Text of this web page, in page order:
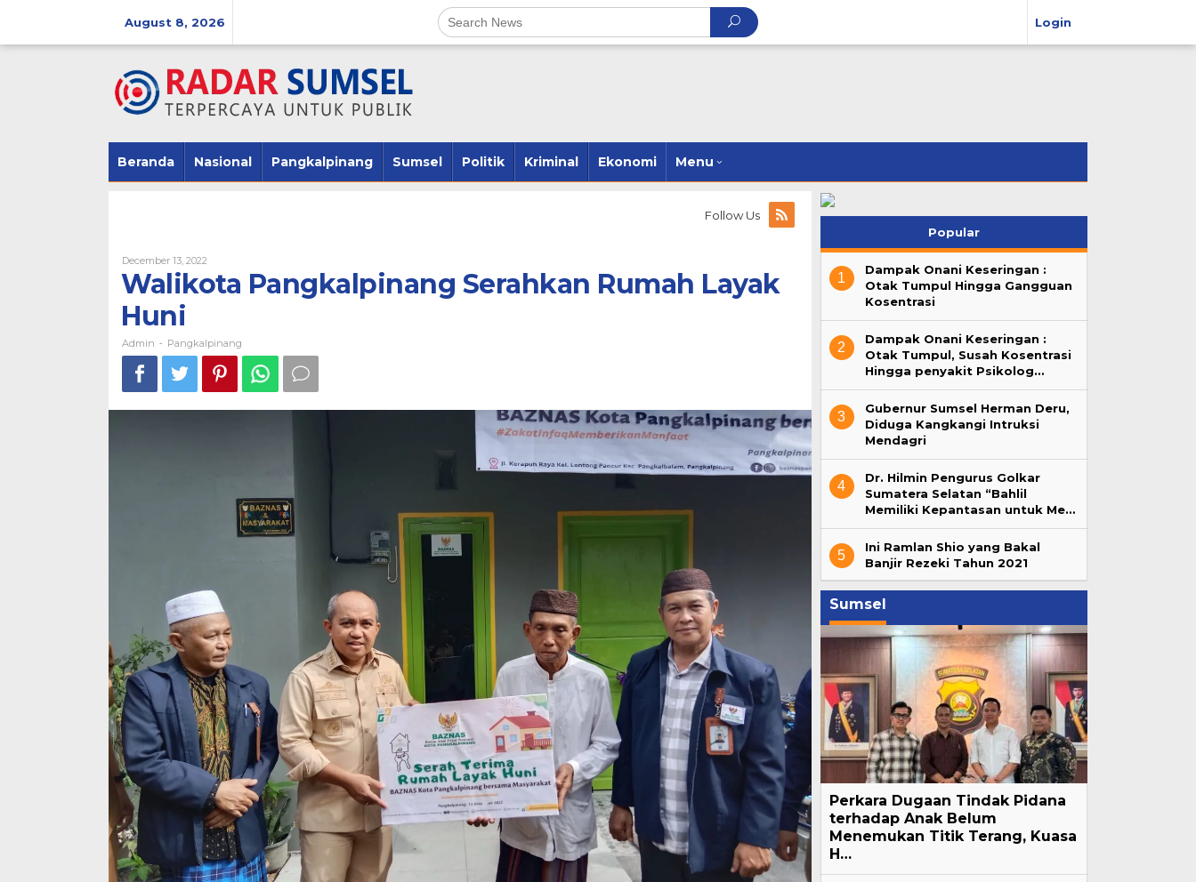
August 8, 2026 Login
Beranda Nasional Pangkalpinang Sumsel Politik Kriminal Ekonomi Menu
Follow Us
December 13, 2022
Admin
Walikota Pangkalpinang Serahkan Rumah Layak
Huni
Admin - Pangkalpinang
Popular
1
Dampak Onani Keseringan :
Otak Tumpul Hingga Gangguan
Kosentrasi
2
Dampak Onani Keseringan :
Otak Tumpul, Susah Kosentrasi
Hingga penyakit Psikolog…
3
Gubernur Sumsel Herman Deru,
Diduga Kangkangi Intruksi
Mendagri
4
Dr. Hilmin Pengurus Golkar
Sumatera Selatan “Bahlil
Memiliki Kepantasan untuk Me…
5
Ini Ramlan Shio yang Bakal
Banjir Rezeki Tahun 2021
Sumsel
Perkara Dugaan Tindak Pidana
terhadap Anak Belum
Menemukan Titik Terang, Kuasa
H…